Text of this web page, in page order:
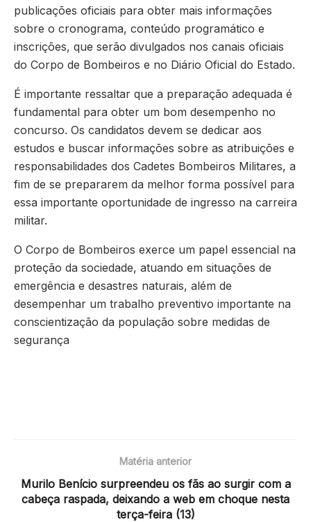
publicações oficiais para obter mais informações
sobre o cronograma, conteúdo programático e
inscrições, que serão divulgados nos canais oficiais
do Corpo de Bombeiros e no Diário Oficial do Estado.
É importante ressaltar que a preparação adequada é
fundamental para obter um bom desempenho no
concurso. Os candidatos devem se dedicar aos
estudos e buscar informações sobre as atribuições e
responsabilidades dos Cadetes Bombeiros Militares, a
fim de se prepararem da melhor forma possível para
essa importante oportunidade de ingresso na carreira
militar.
O Corpo de Bombeiros exerce um papel essencial na
proteção da sociedade, atuando em situações de
emergência e desastres naturais, além de
desempenhar um trabalho preventivo importante na
conscientização da população sobre medidas de
segurança
Matéria anterior
Murilo Benício surpreendeu os fãs ao surgir com a
cabeça raspada, deixando a web em choque nesta
terça-feira (13)